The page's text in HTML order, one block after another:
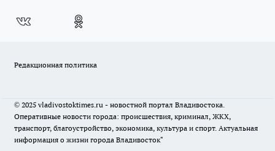
Редакционная политика
© 2025 vladivostoktimes.ru - новостной портал Владивостока.
Оперативные новости города: происшествия, криминал, ЖКХ,
транспорт, благоустройство, экономика, культура и спорт. Актуальная
информация о жизни города Владивосток"